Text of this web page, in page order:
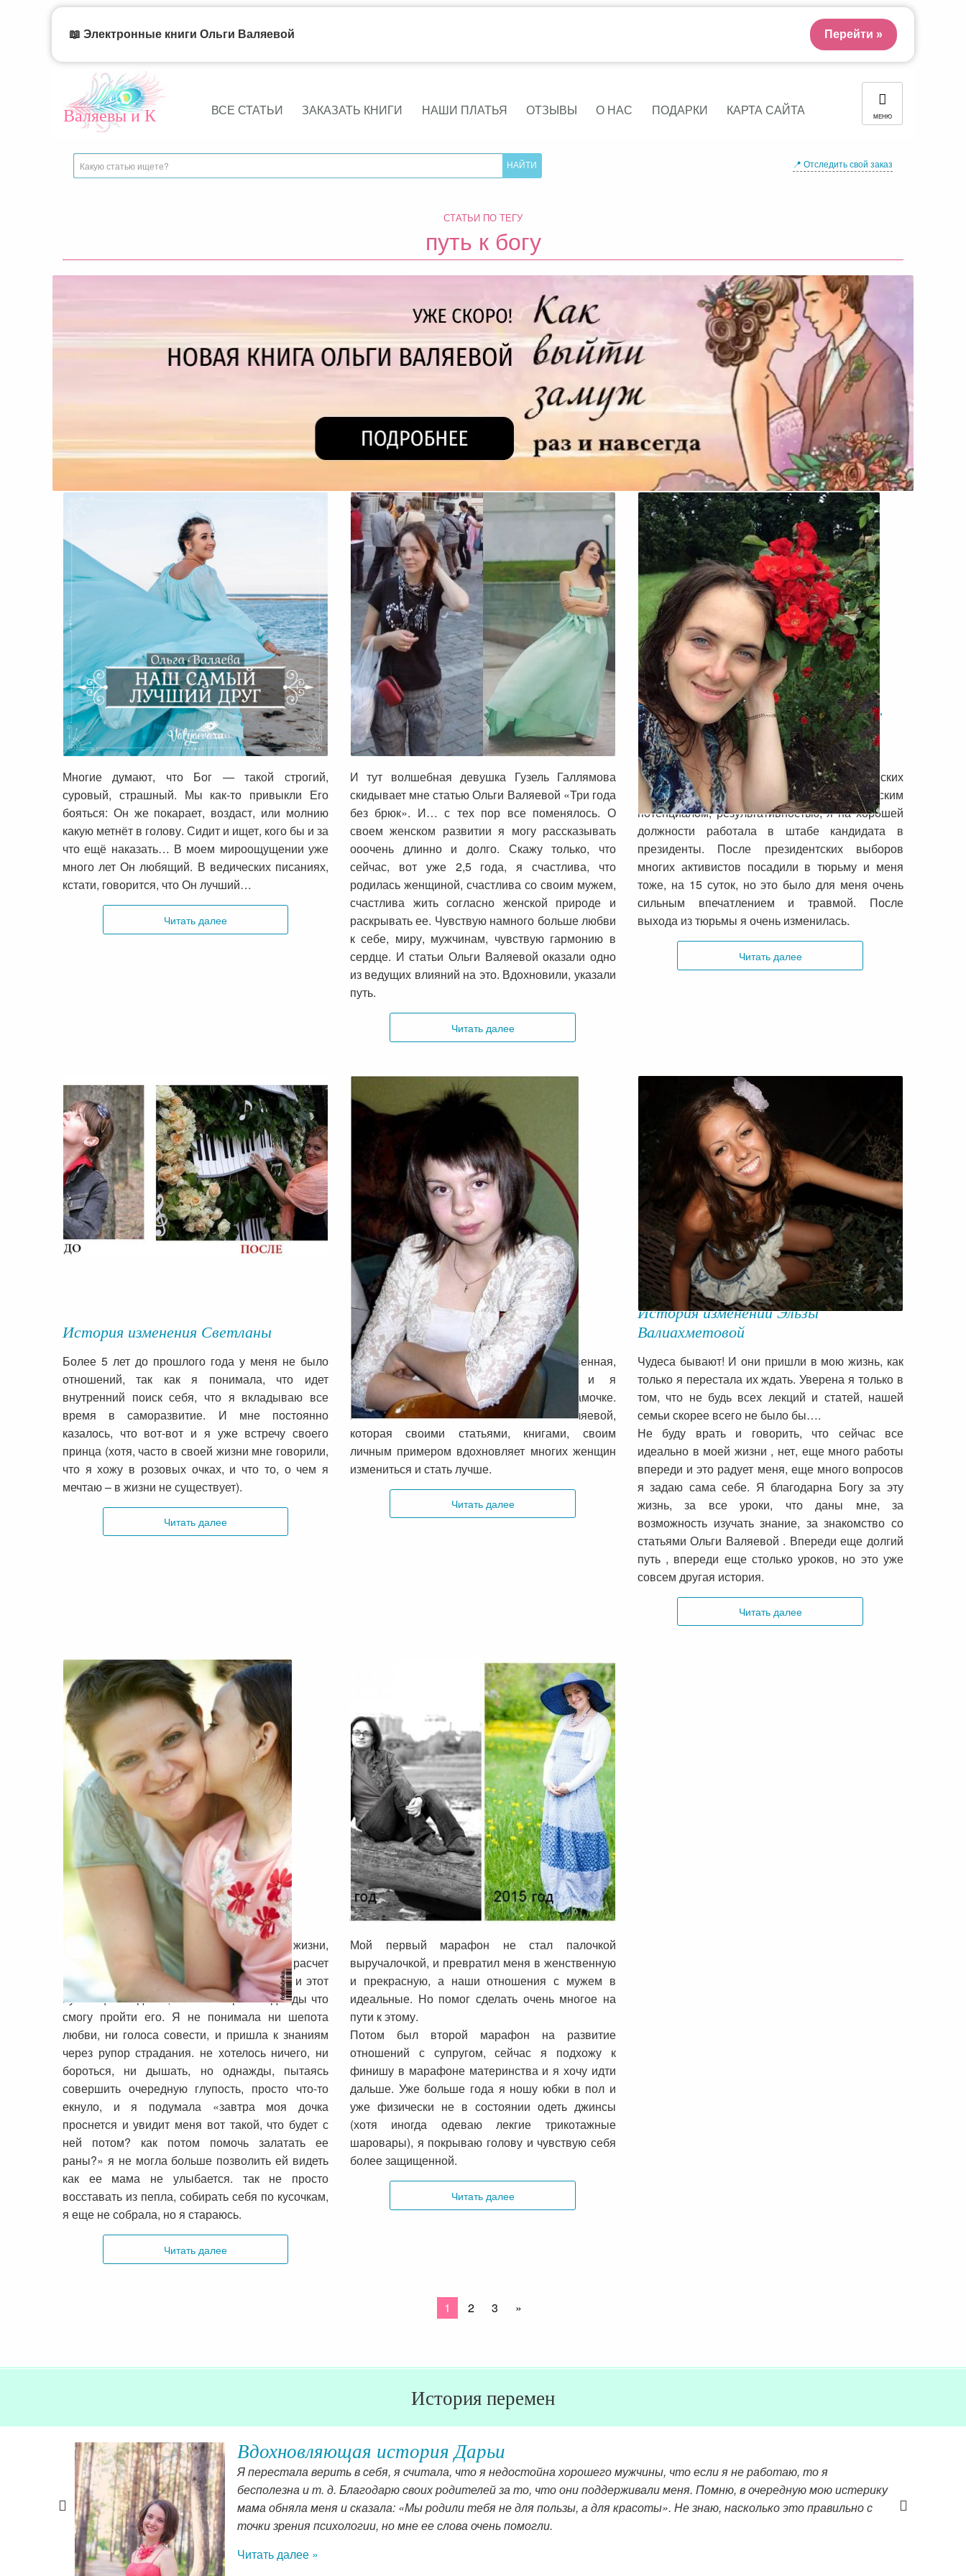
Валяевы и К ВСЕ СТАТЬИ ЗАКАЗАТЬ КНИГИ НАШИ ПЛАТЬЯ ОТЗЫВЫ О НАС ПОДАРКИ КАРТА САЙТА МЕНЮ
📍 Отследить свой заказ
СТАТЬИ ПО ТЕГУ
путь к богу
Наш самый лучший друг
Многие думают, что Бог — такой строгий,
суровый, страшный. Мы как-то привыкли Его
бояться: Он же покарает, воздаст, или молнию
какую метнёт в голову. Сидит и ищет, кого бы и за
что ещё наказать… В моем мироощущении уже
много лет Он любящий. В ведических писаниях,
кстати, говорится, что Он лучший…
Читать далее
История Вероники о том, что
возможно все
И тут волшебная девушка Гузель Галлямова
скидывает мне статью Ольги Валяевой «Три года
без брюк». И… с тех пор все поменялось. О
своем женском развитии я могу рассказывать
ооочень длинно и долго. Скажу только, что
сейчас, вот уже 2,5 года, я счастлива, что
родилась женщиной, счастлива со своим мужем,
счастлива жить согласно женской природе и
раскрывать ее. Чувствую намного больше любви
к себе, миру, мужчинам, чувствую гармонию в
сердце. И статьи Ольги Валяевой оказали одно
из ведущих влияний на это. Вдохновили, указали
путь.
Читать далее
История Читательницы о тюрьме,
бизнесе, политике и …
женственности
Так пройдя работу в разных политических
компаниях и обладая определенным лидерским
потенциалом, результативностью, я на хорошей
должности работала в штабе кандидата в
президенты. После президентских выборов
многих активистов посадили в тюрьму и меня
тоже, на 15 суток, но это было для меня очень
сильным впечатлением и травмой. После
выхода из тюрьмы я очень изменилась.
Читать далее
История изменения Светланы
Более 5 лет до прошлого года у меня не было
отношений, так как я понимала, что идет
внутренний поиск себя, что я вкладываю все
время в саморазвитие. И мне постоянно
казалось, что вот-вот и я уже встречу своего
принца (хотя, часто в своей жизни мне говорили,
что я хожу в розовых очках, и что то, о чем я
мечтаю – в жизни не существует).
Читать далее
История о изменениях Цуриковой
Валерии
Мне нравится признавать то, что я женственная,
красивая, нежная… Я изменилась, и я
благодарна за это моей любимой мамочке.
Хочется сказать спасибо и Ольге Валяевой,
которая своими статьями, книгами, своим
личным примером вдохновляет многих женщин
измениться и стать лучше.
Читать далее
История изменений Эльзы
Валиахметовой
Чудеса бывают! И они пришли в мою жизнь, как
только я перестала их ждать. Уверена я только в
том, что не будь всех лекций и статей, нашей
семьи скорее всего не было бы….
Не буду врать и говорить, что сейчас все
идеально в моей жизни , нет, еще много работы
впереди и это радует меня, еще много вопросов
я задаю сама себе. Я благодарна Богу за эту
жизнь, за все уроки, что даны мне, за
возможность изучать знание, за знакомство со
статьями Ольги Валяевой . Впереди еще долгий
путь , впереди еще столько уроков, но это уже
совсем другая история.
Читать далее
История Тамары из Алматы
Я пришла к тому что есть сейчас в моей жизни,
не простым путем (не будем брать в расчет
миллионы бесполезно прожитых жизней), и этот
путь еще так долог, но я не теряю надежды что
смогу пройти его. Я не понимала ни шепота
любви, ни голоса совести, и пришла к знаниям
через рупор страдания. не хотелось ничего, ни
бороться, ни дышать, но однажды, пытаясь
совершить очередную глупость, просто что-то
екнуло, и я подумала «завтра моя дочка
проснется и увидит меня вот такой, что будет с
ней потом? как потом помочь залатать ее
раны?» я не могла больше позволить ей видеть
как ее мама не улыбается. так не просто
восставать из пепла, собирать себя по кусочкам,
я еще не собрала, но я стараюсь.
Читать далее
История нахождения самой себя
Людмилы Уджаговой
Мой первый марафон не стал палочкой
выручалочкой, и превратил меня в женственную
и прекрасную, а наши отношения с мужем в
идеальные. Но помог сделать очень многое на
пути к этому.
Потом был второй марафон на развитие
отношений с супругом, сейчас я подхожу к
финишу в марафоне материнства и я хочу идти
дальше. Уже больше года я ношу юбки в пол и
уже физически не в состоянии одеть джинсы
(хотя иногда одеваю лекгие трикотажные
шаровары), я покрываю голову и чувствую себя
более защищенной.
Читать далее
1 2 3 »
История перемен
Вдохновляющая история Дарьи
Я перестала верить в себя, я считала, что я недостойна хорошего мужчины, что если я не работаю, то я
бесполезна и т. д. Благодарю своих родителей за то, что они поддерживали меня. Помню, в очередную мою истерику
мама обняла меня и сказала: «Мы родили тебя не для пользы, а для красоты». Не знаю, насколько это правильно с
точки зрения психологии, но мне ее слова очень помогли.
Читать далее »
📖 Электронные книги Ольги Валяевой Перейти »